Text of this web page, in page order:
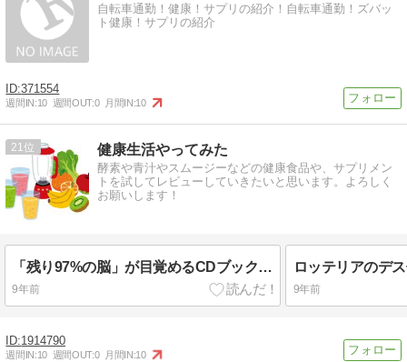
自転車通勤！健康！サプリの紹介！自転車通勤！ズバッ
ト健康！サプリの紹介
371554
週間IN:10 週間OUT:0 月間IN:10
21 健康生活やってみた
酵素や青汁やスムージーなどの健康食品や、サプリメン
トを試してレビューしていきたいと思います。よろしく
お願いします！
「残り97%の脳」が目覚めるCDブック を読んで聞いてみた
9年前 9年前
1914790
週間IN:10 週間OUT:0 月間IN:10